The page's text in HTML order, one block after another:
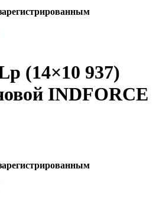
(14×10 937)
INDFORCE